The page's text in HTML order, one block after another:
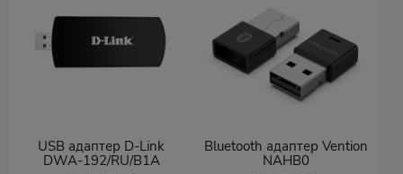
USB адаптер D-Link
DWA-192/RU/B1A
Bluetooth адаптер Vention
NAHB0